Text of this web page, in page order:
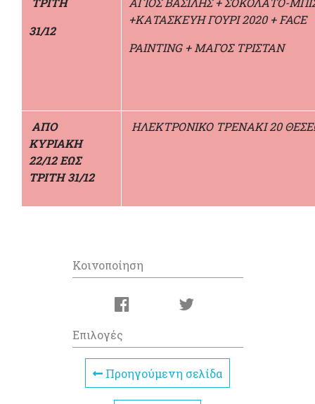
31/12
+ΚΑΤΑΣΚΕΥΗ ΓΟΥΡΙ 2020 + FACE
PAINTING + ΜΑΓΟΣ ΤΡΙΣΤΑΝ
ΑΠΟ
ΚΥΡΙΑΚΗ
22/12 ΕΩΣ
ΤΡΙΤΗ 31/12
ΗΛΕΚΤΡΟΝΙΚΟ ΤΡΕΝΑΚΙ 20
Κοινοποίηση
Επιλογές
Προηγούμενη σελίδα